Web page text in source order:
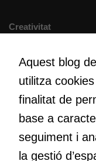
Creativitat
maneres de fer-ho i
Educació
Com deia Josep
transformació. Volem
Aquest blog
utilitza
finalitat de
base a
seguiment i
la gestió